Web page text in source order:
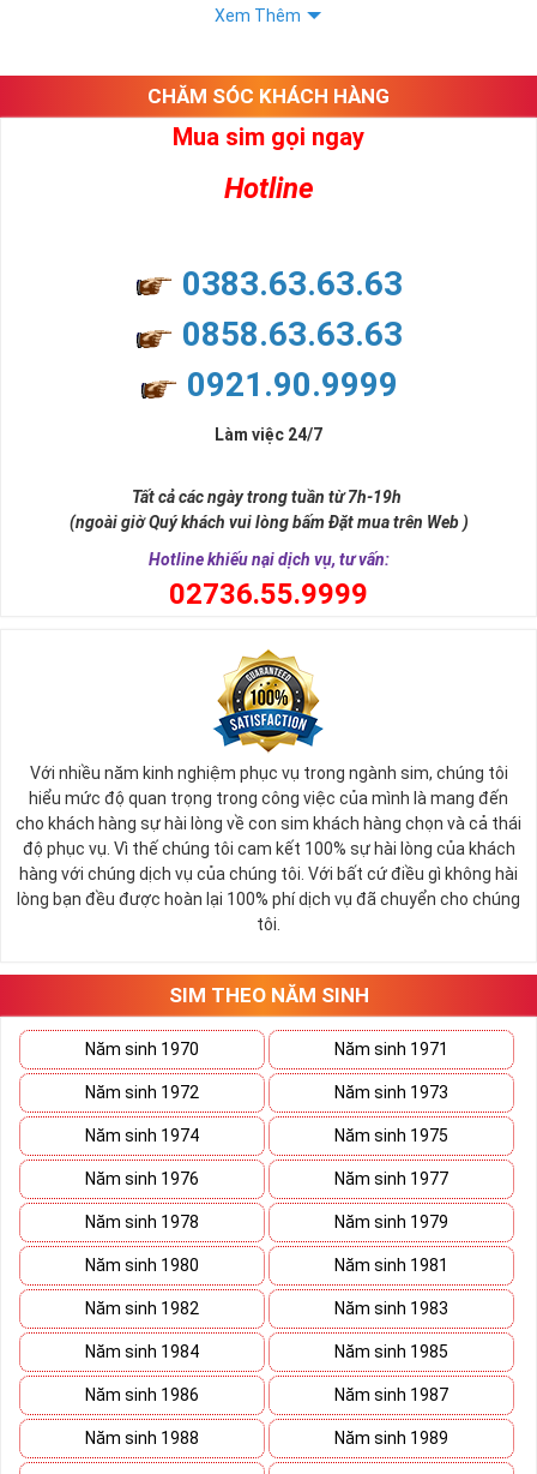
như sự sắp xếp của các con số trong sim.
Ý nghĩa sim tứ quý 2
nhiều thành công, thăng tiến hơn.
và tính hai mặt. Số 2 thúc giục chúng ta lựa chọn, dựa vào những
đời, nơi bạn phải đưa ra những quyết định quan trọng.
Ý nghĩa sim tứ quý 2
Theo quan niệm phong thủy
Số 2 tượng trưng cho sự cân bằng, hài hòa của âm dương và đất
trời. Sự cân bằng này giúp cho mọi việc đều thuận lợi và mang lại
nhiều may mắn trong cuộc sống và kinh doanh.
Số 2 còn biểu trưng cho lòng tốt, sự ổn định và tính hai mặt của
mọi vấn đề. Số 2 giúp cho họ có được sự lựa chọn, để đưa ra
những hướng giải quyết đúng đắn nhắt.
tứ 2 cùng xuất hiện trong một dãy số sim càng giúp cho ý nghĩa
sim tứ quýtăng lên gấp bội. Sở hữu sim Tứ Quý 2 giúp khích lệ tinh
thần người sở hữu là không sợ bất cứ điều gì mà hãy cứ làm thì
mọi điều tốt đẹp và may mắn ắt sẽ đến.
Lợi ích sim Tứ Quý 2 mang lại là gì?
Xem Thêm
CHĂM SÓC KHÁCH HÀNG
Mua sim gọi ngay
Hotline
0383.63.63.63
0858.63.63.63
0921.90.9999
Làm việc 24/7
Tất cả các ngày trong tuần từ 7h-19h
(ngoài giờ Quý khách vui lòng bấm Đặt mua trên Web )
Hotline khiếu nại dịch vụ, tư vấn:
02736.55.9999
Với nhiều năm kinh nghiệm phục vụ trong ngành sim, chúng tôi
hiểu mức độ quan trọng trong công việc của mình là mang đến
cho khách hàng sự hài lòng về con sim khách hàng chọn và cả thái
độ phục vụ. Vì thế chúng tôi cam kết 100% sự hài lòng của khách
hàng với chúng dịch vụ của chúng tôi. Với bất cứ điều gì không hài
lòng bạn đều được hoàn lại 100% phí dịch vụ đã chuyển cho chúng
tôi.
SIM THEO NĂM SINH
Năm sinh 1970 Năm sinh 1971
Năm sinh 1972 Năm sinh 1973
Năm sinh 1974 Năm sinh 1975
Năm sinh 1976 Năm sinh 1977
Năm sinh 1978 Năm sinh 1979
Năm sinh 1980 Năm sinh 1981
Năm sinh 1982 Năm sinh 1983
Năm sinh 1984 Năm sinh 1985
Năm sinh 1986 Năm sinh 1987
Năm sinh 1988 Năm sinh 1989